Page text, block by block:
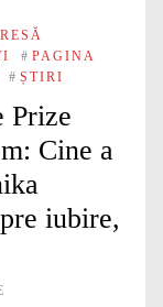
# PAGINA
# ȘTIRI
Prize
Cine a
iubire,